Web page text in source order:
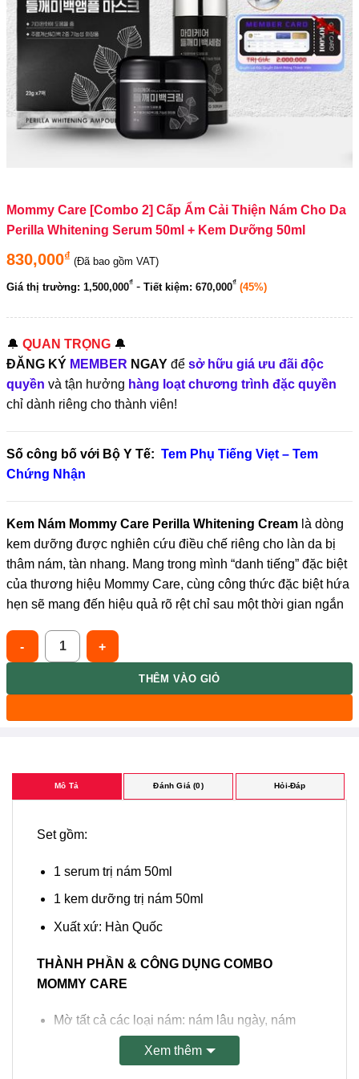
Mommy Care [Combo 2] Cấp Ẩm Cải Thiện Nám Cho Da
Perilla Whitening Serum 50ml + Kem Dưỡng 50ml
830,000₫ (Đã bao gồm VAT)
Giá thị trường: 1,500,000₫ - Tiết kiệm: 670,000₫ (45%)
🔔 QUAN TRỌNG 🔔
ĐĂNG KÝ MEMBER NGAY để sở hữu giá ưu đãi độc
quyền và tận hưởng hàng loạt chương trình đặc quyền
chỉ dành riêng cho thành viên!
Số công bố với Bộ Y Tế: Tem Phụ Tiếng Viẹt – Tem
Chứng Nhận
Kem Nám Mommy Care Perilla Whitening Cream là dòng
kem dưỡng được nghiên cứu điều chế riêng cho làn da bị
thâm nám, tàn nhang. Mang trong mình “danh tiếng” đặc biệt
của thương hiệu Mommy Care, cùng công thức đặc biệt hứa
hẹn sẽ mang đến hiệu quả rõ rệt chỉ sau một thời gian ngắn
Mommy Care [Combo 2] Cấp Ẩm Cải Thiện Nám Cho Da Perilla
THÊM VÀO GIỎ
Mô Tả Đánh Giá (0) Hỏi-Đáp
Set gồm:
1 serum trị nám 50ml
1 kem dưỡng trị nám 50ml
Xuất xứ: Hàn Quốc
THÀNH PHẦN & CÔNG DỤNG COMBO
MOMMY CARE
Mờ tất cả các loại nám: nám lâu ngày, nám
chân đinh, sạm da, đồi mồi, tàn nhang
Phù hợp đối với da nám, da xỉn màu, da không
Xem thêm